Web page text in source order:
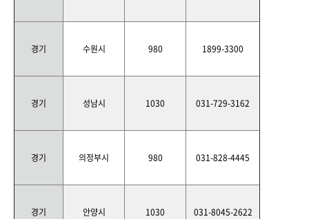
경기 수원시 980 1899-3300
경기 성남시 1030 031-729-3162
경기 의정부시 980 031-828-4445
경기 안양시 1030 031-8045-2622